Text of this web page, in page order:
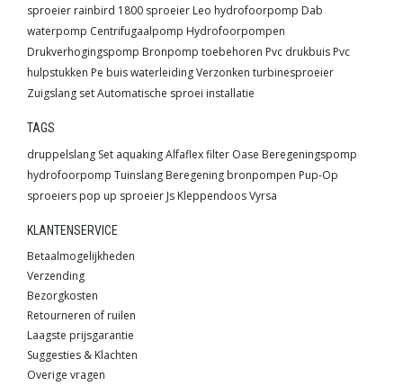
sproeier rainbird 1800 sproeier Leo hydrofoorpomp Dab
waterpomp Centrifugaalpomp Hydrofoorpompen
Drukverhogingspomp Bronpomp toebehoren Pvc drukbuis Pvc
hulpstukken Pe buis waterleidingVerzonken turbinesproeier
Zuigslang setAutomatische sproei installatie
TAGS
druppelslang Set aquakingAlfaflexfilter Oase Beregeningspomp
hydrofoorpomp Tuinslang Beregening bronpompen Pup-Op
sproeiers pop up sproeier Js KleppendoosVyrsa
KLANTENSERVICE
Betaalmogelijkheden
Verzending
Bezorgkosten
Retourneren of ruilen
Laagste prijsgarantie
Suggesties & Klachten
Overige vragen